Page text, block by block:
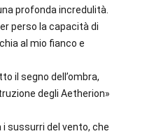
profonda incredulità.
perso la capacità di
al mio fianco e
il segno dell’ombra,
degli Aetherion»
sussurri del vento, che